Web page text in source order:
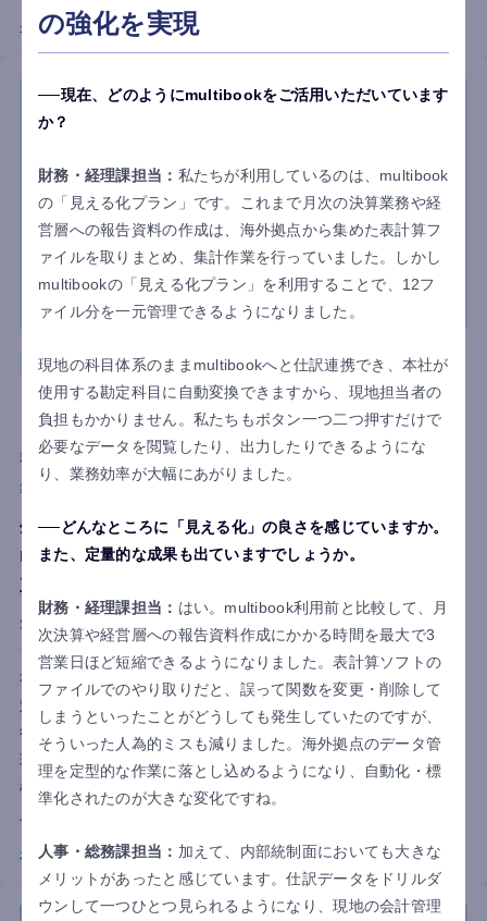
インタビュー詳細はこちら
製造 ベトナム 会計 ロジスティクス
SHOWA VIETNAM CO., LTD./SHOWA TECH
VIETNAM CO., LTD.
利用国 ベトナム
導入目的
生産管理から会計まで一気通貫！
multibook×BBSの協業が支えたベトナム拠点の
立ち上げ
SHOWA VIETNAM / SHOWA TECH VIETNAMは、グローバルク
ラウドERP「multibook」の会計・ロジスティクス機能と、BBS
社の原価・生産管理システムを導入。ガバナンス確保、多言語
対応、スモールスタートの要件に適合し採用されました。導入
後は会計・販売・原価管理が統合され、月次決算7営業日を実
現。本社とのデータ共有体制も強化され、短期間でのシステム
構築により業務を効率化。経理・生産体制が安定し、技術向
インタビュー詳細はこちら
の強化を実現
現在、どのようにmultibookをご活用いただいています
か？
財務・経理課担当： 私たちが利用しているのは、multibook
の「見える化プラン」です。これまで月次の決算業務や経
営層への報告資料の作成は、海外拠点から集めた表計算フ
ァイルを取りまとめ、集計作業を行っていました。しかし
multibookの「見える化プラン」を利用することで、12フ
ァイル分を一元管理できるようになりました。
現地の科目体系のままmultibookへと仕訳連携でき、本社が
使用する勘定科目に自動変換できますから、現地担当者の
負担もかかりません。私たちもボタン一つ二つ押すだけで
必要なデータを閲覧したり、出力したりできるようにな
り、業務効率が大幅にあがりました。
どんなところに「見える化」の良さを感じていますか。
また、定量的な成果も出ていますでしょうか。
財務・経理課担当： はい。multibook利用前と比較して、月
次決算や経営層への報告資料作成にかかる時間を最大で3
営業日ほど短縮できるようになりました。表計算ソフトの
ファイルでのやり取りだと、誤って関数を変更・削除して
しまうといったことがどうしても発生していたのですが、
そういった人為的ミスも減りました。海外拠点のデータ管
理を定型的な作業に落とし込めるようになり、自動化・標
準化されたのが大きな変化ですね。
人事・総務課担当： 加えて、内部統制面においても大きな
メリットがあったと感じています。仕訳データをドリルダ
ウンして一つひとつ見られるようになり、現地の会計管理